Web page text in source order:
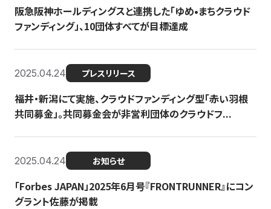
阪急阪神ホールディングスと連携した「ゆめ•まちクラウド
ファンディング」、10団体すべてが目標達成
2025.04.24 プレスリリース
福井・新潟にて実施、クラウドファンディング型「赤い羽根
共同募金」。共同募金会が非営利団体のクラウドフ...
2025.04.24 お知らせ
「Forbes JAPAN」2025年6月号『FRONTRUNNER』にコン
グラント佐藤が掲載